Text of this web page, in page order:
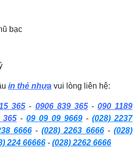
bạc
in thẻ nhựa vui lòng liên hệ:
365 - 0906 839 365- 090 1189
365 - 09 09 09 9669 - (028) 2237
6666-(028) 2263 6666-(028)
224 66666 - (028) 2262 6666